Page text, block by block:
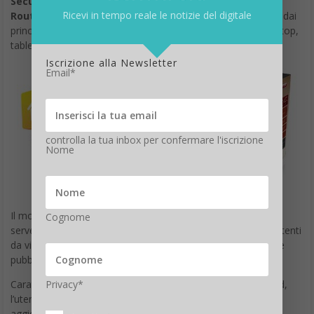
fino a 1000 Mbps
I prodotti di questa serie sono già disponibili con garanzia
Sitecom estendibile fino a 10 anni.
Ricevi in tempo reale le notizie del digitale
Iscrizione alla Newsletter
Email*
controlla la tua inbox per confermare l'iscrizione
Nome
Cognome
Privacy*